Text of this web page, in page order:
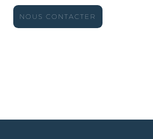
NOUS CONTACTER